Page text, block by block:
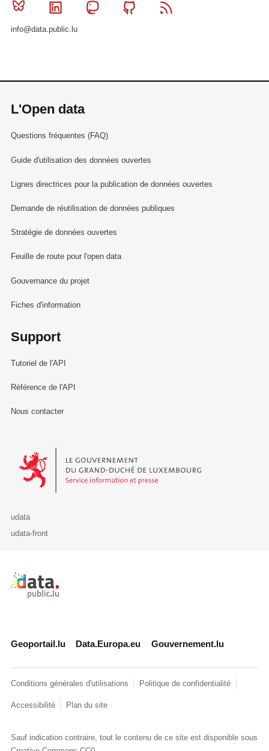
Bluesky Linkedin MastodonGithub
info@data.public.lu
L'Open data
Questions fréquentes (FAQ)
Guide d'utilisation des données ouvertes
Lignes directrices pour la publication de données ouvertes
Demande de réutilisation de données publiques
Stratégie de données ouvertes
Feuille de route pour l'open data
Gouvernance du projet
Fiches d'information
Support
Tutoriel de l'API
Référence de l'API
Nous contacter
Le Gouvernement du Grand-Duché de Luxembourg - Service
udata
udata-front
Retour à l'accueil de data.public.lu
Geoportail.lu Data.Europa.eu Gouvernement.lu
Conditions générales d'utilisations Politique de confidentialité
Accessibilité Plan du site
Sauf indication contraire, tout le contenu de ce site est disponible sous